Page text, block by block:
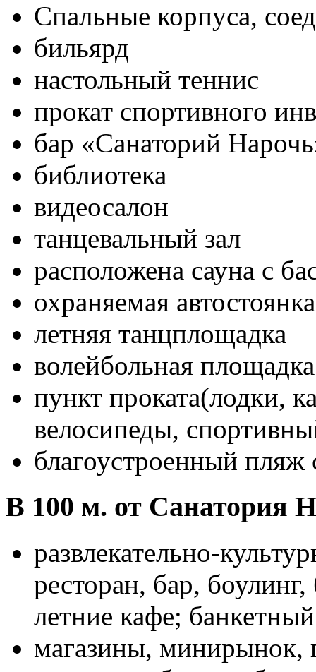
Спальные корпуса,
бильярд
настольный теннис
прокат спортивного
бар «Санаторий
библиотека
видеосалон
танцевальный зал
расположена сауна с
охраняемая
летняя танцплощадка
волейбольная площадка
пункт проката(лодки,
велосипеды,
благоустроенный
В 100 м. от Санатория
развлекательно-
ресторан, бар,
летние кафе;
магазины, минирынок,